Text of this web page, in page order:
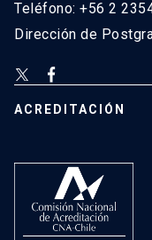
Teléfono: +56 2
Dirección de
ACREDITACIÓN